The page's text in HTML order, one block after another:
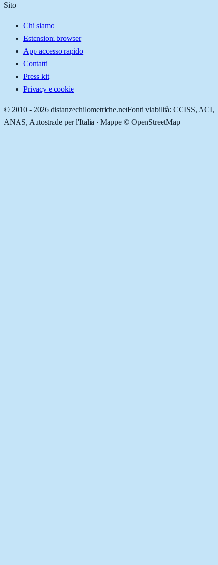
Sito
Chi siamo
Estensioni browser
App accesso rapido
Contatti
Press kit
Privacy e cookie
© 2010 - 2026 distanzechilometriche.netFonti viabilità: CCISS, ACI,
ANAS, Autostrade per l'Italia · Mappe © OpenStreetMap